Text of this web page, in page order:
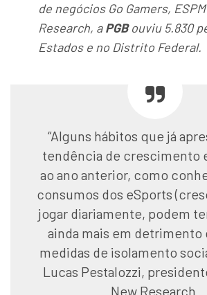
de negócios Go Gamers,
Research, aPGBouviu 5.830
Estados e no Distrito Federal.
“Alguns hábitos que já
tendência de crescimento
ao ano anterior, como
consumos dos eSports
jogar diariamente, podem
ainda mais em detrimento
medidas de isolamento
Lucas Pestalozzi,
New Research.